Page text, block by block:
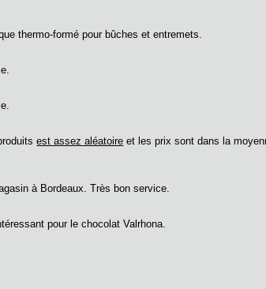
thermo-formé pour bûches et entremets.
est assez aléatoire et les prix sont dans la
à Bordeaux. Très bon service.
pour le chocolat Valrhona.